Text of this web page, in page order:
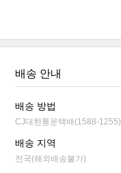
배송 안내
배송 방법
CJ대한통운택배(1588-1255)
배송 지역
전국(해외배송불가)